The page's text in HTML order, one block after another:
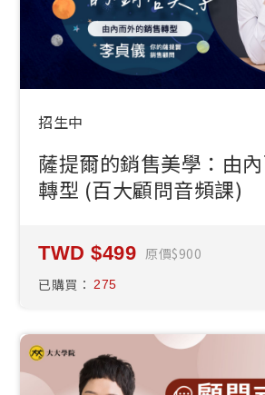
招生中
薩提爾的銷售美學：由
轉型 (百大顧問音頻課)
499 原價 900
已購買： 275